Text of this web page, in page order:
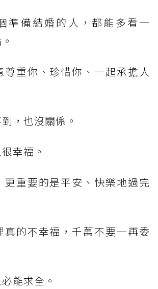
準備結婚的人，都能多看一
尊重你、珍惜你、一起承擔人
，也沒關係。
幸福。
更重要的是平安、快樂地過完
真的不幸福，千萬不要一再委
能求全。